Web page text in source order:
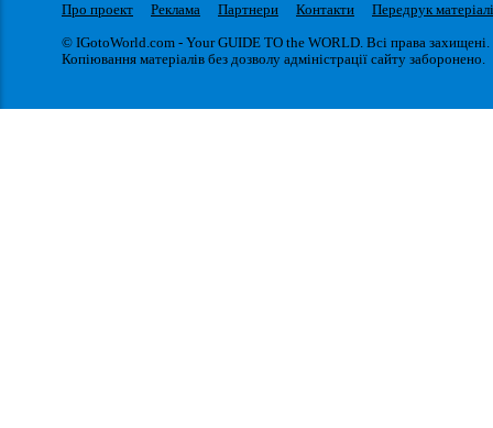
Про проект Реклама Партнери Контакти
Передрук
© IGotoWorld.com - Your GUIDE TO the WORLD. Всі права захищені.
Копіювання матеріалів без дозволу адміністрації сайту заборонено.